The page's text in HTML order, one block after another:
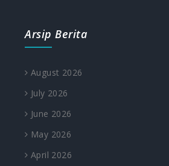
Arsip Berita
August 2026
July 2026
June 2026
May 2026
April 2026